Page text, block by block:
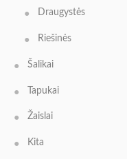
Draugystės
Riešinės
Šalikai
Tapukai
Žaislai
Kita